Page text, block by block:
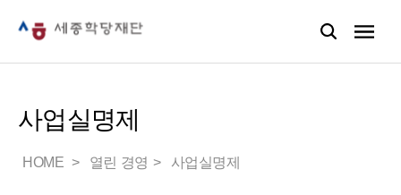
사업실명제
HOME 열린 경영 사업실명제